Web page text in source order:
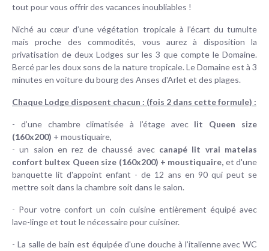
tout pour vous offrir des vacances inoubliables !
Niché au cœur d’une végétation tropicale à l’écart du tumulte
mais proche des commodités, vous aurez à disposition la
privatisation de deux Lodges sur les 3 que compte le Domaine.
Bercé par les doux sons de la nature tropicale. Le Domaine est à 3
minutes en voiture du bourg des Anses d'Arlet et des plages.
Chaque Lodge disposent chacun : (fois 2 dans cette formule) :
- d’une chambre climatisée à l’étage avec lit Queen size
(160x200) + moustiquaire,
- un salon en rez de chaussé avec canapé lit vrai matelas
confort bultex Queen size (160x200) + moustiquaire, et d'une
banquette lit d'appoint enfant - de 12 ans en 90 qui peut se
mettre soit dans la chambre soit dans le salon.
- Pour votre confort un coin cuisine entièrement équipé avec
lave-linge et tout le nécessaire pour cuisiner.
- La salle de bain est équipée d'une douche à l’italienne avec WC